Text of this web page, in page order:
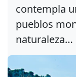
contempla
pueblos
naturaleza…